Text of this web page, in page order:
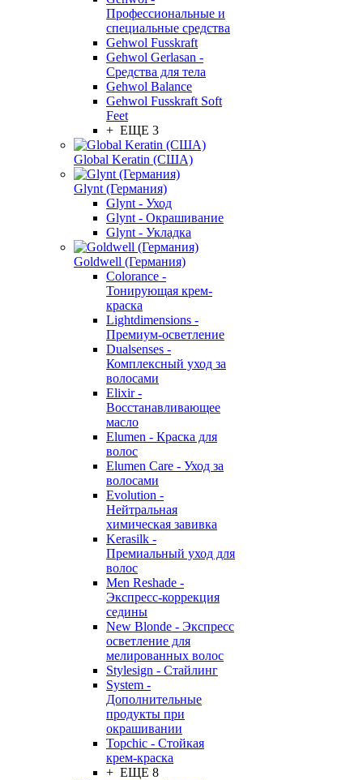
Профессиональные и
специальные средства
Gehwol Fusskraft
Gehwol Gerlasan -
Средства для тела
Gehwol Balance
Gehwol Fusskraft Soft
Feet
+ ЕЩЕ 3
Global Keratin (США)
Glynt (Германия)
Glynt - Уход
Glynt - Окрашивание
Glynt - Укладка
Goldwell (Германия)
Colorance -
Тонирующая крем-
краска
Lightdimensions -
Премиум-осветление
Dualsenses -
Комплексный уход за
волосами
Elixir -
Восстанавливающее
масло
Elumen - Краска для
волос
Elumen Care - Уход за
волосами
Evolution -
Нейтральная
химическая завивка
Kerasilk -
Премиальный уход для
волос
Men Reshade -
Экспресс-коррекция
седины
New Blonde - Экспресс
осветление для
мелированных волос
Stylesign - Стайлинг
System -
Дополнительные
продукты при
окрашивании
Topchic - Стойкая
крем-краска
+ ЕЩЕ 8